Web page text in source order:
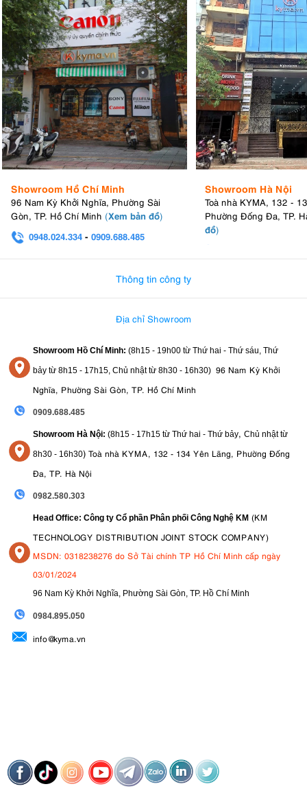
Showroom Hồ Chí Minh
96 Nam Kỳ Khởi Nghĩa, Phường Sài
Gòn, TP. Hồ Chí Minh (Xem bản đồ)
0948.024.334 - 0909.688.485
Showroom Hà Nội
Toà nhà KYMA, 132 -
Phường Đống Đa, TP.
đồ)
Thông tin công ty
Địa chỉ Showroom
Showroom Hồ Chí Minh: (8h15 - 19h00 từ Thứ hai - Thứ sáu, Thứ
bảy từ 8h15 - 17h15, Chủ nhật từ 8h30 - 16h30) 96 Nam Kỳ Khởi
Nghĩa, Phường Sài Gòn, TP. Hồ Chí Minh
0909.688.485
Showroom Hà Nội: (8h15 - 17h15 từ Thứ hai - Thứ bảy, Chủ nhật từ
8h30 - 16h30) Toà nhà KYMA, 132 - 134 Yên Lãng, Phường Đống
Đa, TP. Hà Nội
0982.580.303
Head Office: Công ty Cổ phần Phân phối Công Nghệ KM (KM
TECHNOLOGY DISTRIBUTION JOINT STOCK COMPANY)
MSDN: 0318238276 do Sở Tài chính TP Hồ Chí Minh cấp ngày
03/01/2024
96 Nam Kỳ Khởi Nghĩa, Phường Sài Gòn, TP. Hồ Chí Minh
0984.895.050
info@kyma.vn